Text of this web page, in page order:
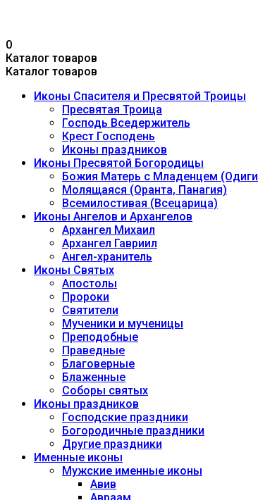
0
Каталог товаров
Каталог товаров
Иконы Спасителя и Пресвятой Троицы
Пресвятая Троица
Господь Вседержитель
Крест Господень
Иконы праздников
Иконы Пресвятой Богородицы
Божия Матерь с Младенцем
Молящаяся (Оранта, Панагия)
Всемилостивая (Всецарица)
Иконы Ангелов и Архангелов
Архангел Михаил
Архангел Гавриил
Ангел-хранитель
Иконы Святых
Апостолы
Пророки
Святители
Мученики и мученицы
Преподобные
Праведные
Благоверные
Блаженные
Соборы святых
Иконы праздников
Господские праздники
Богородичные праздники
Другие праздники
Именные иконы
Мужские именные иконы
Авив